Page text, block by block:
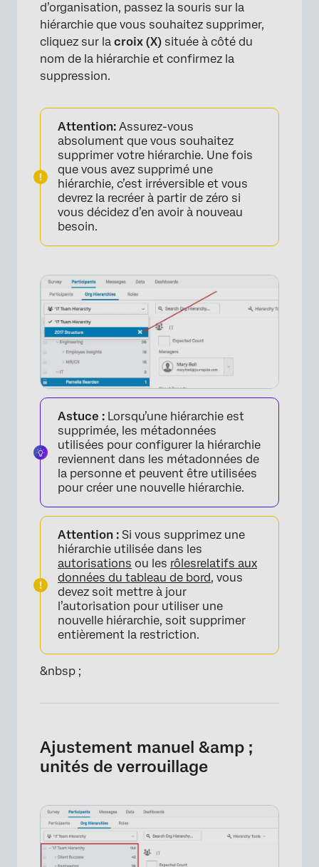
×
d’organisation, passez la souris sur la
hiérarchie que vous souhaitez supprimer,
cliquez sur la croix (X) située à côté du
nom de la hiérarchie et confirmez la
suppression.
Attention: Assurez-vous
absolument que vous souhaitez
supprimer votre hiérarchie. Une fois
que vous avez supprimé une
hiérarchie, c’est irréversible et vous
devrez la recréer à partir de zéro si
vous décidez d’en avoir à nouveau
besoin.
Astuce : Lorsqu’une hiérarchie est
supprimée, les métadonnées
utilisées pour configurer la hiérarchie
reviennent dans les métadonnées de
la personne et peuvent être utilisées
pour créer une nouvelle hiérarchie.
Attention : Si vous supprimez une
hiérarchie utilisée dans les
autorisations ou les rôlesrelatifs aux
données du tableau de bord, vous
devez soit mettre à jour
l’autorisation pour utiliser une
nouvelle hiérarchie, soit supprimer
entièrement la restriction.
&nbsp ;
Ajustement manuel &amp ;
unités de verrouillage